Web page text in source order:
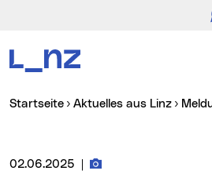
Sie sind hier:
Startseite Aktuelles aus Linz
Medienservice vom:
02.06.2025 Fotos zur Meldung